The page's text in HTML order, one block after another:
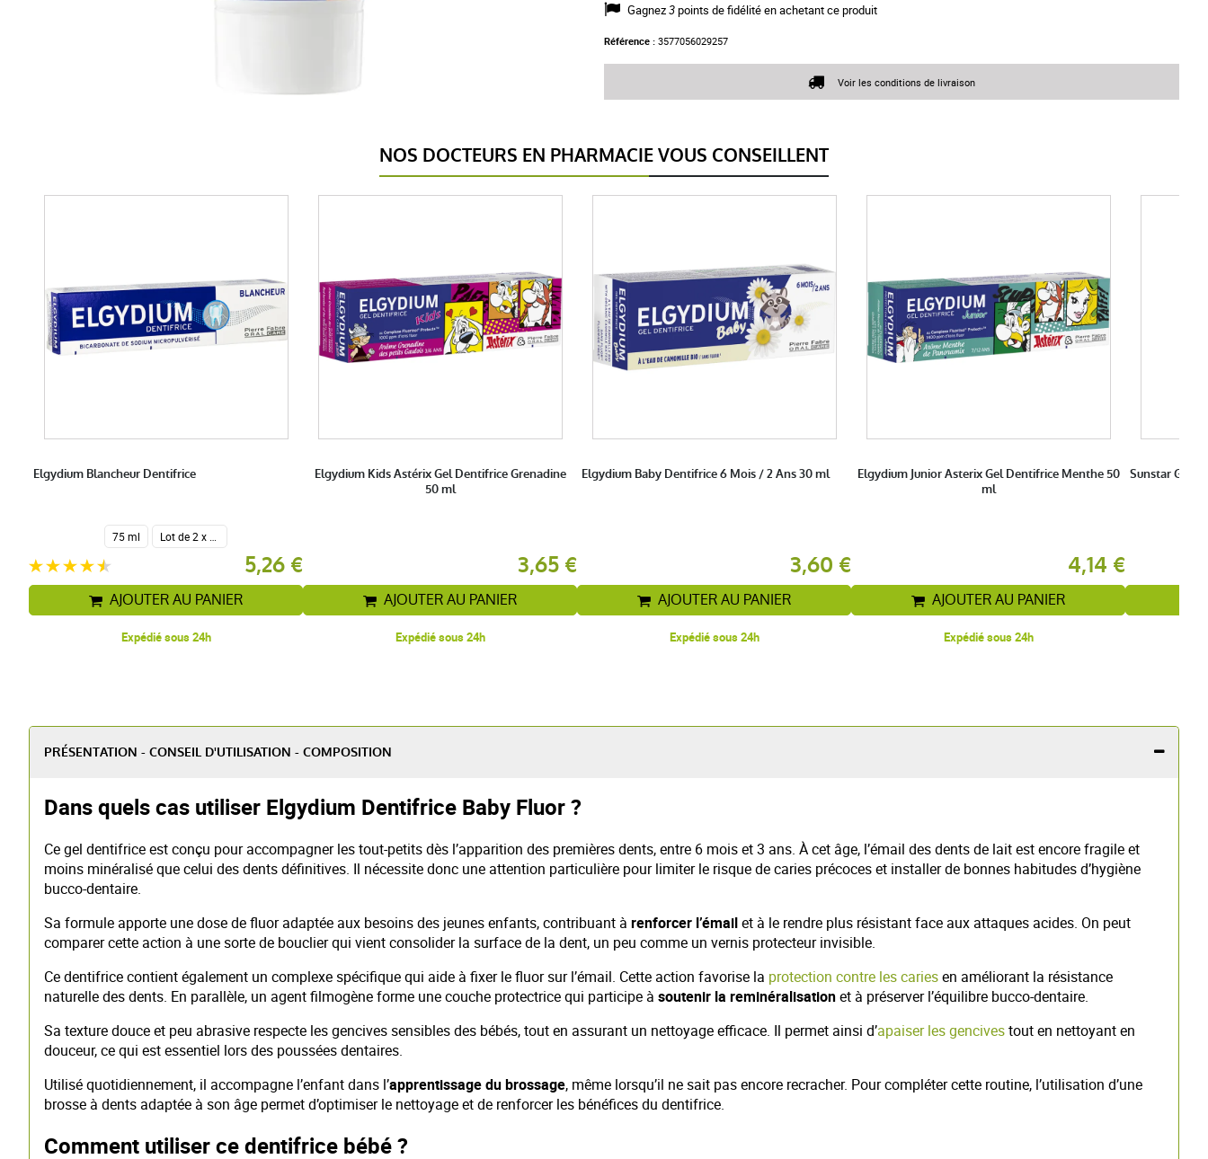
Référence : 3577056029257
Gagnez3points de fidélité en achetant ce produit
Voir les conditions de livraison
NOS DOCTEURS EN PHARMACIE VOUS CONSEILLENT
Elgydium Blancheur Dentifrice
75 ml
5,26 €
AJOUTER AU PANIER
Expédié sous 24h
Elgydium Kids Astérix Gel Dentifrice Grenadine
50 ml
3,65 €
AJOUTER AU PANIER
Expédié sous 24h
Elgydium Baby Dentifrice 6 Mois / 2 Ans 30 ml
3,60 €
AJOUTER AU PANIER
Expédié sous 24h
Elgydium Junior Asterix Gel Dentifrice Menthe 50
ml
4,14 €
AJOUTER AU PANIER
Expédié sous 24h
Sunstar Gum
PRÉSENTATION - CONSEIL D'UTILISATION - COMPOSITION
Dans quels cas utiliser Elgydium Dentifrice Baby Fluor ?
Ce gel dentifrice est conçu pour accompagner les tout-petits dès l’apparition des premières dents, entre 6 mois et 3 ans. À cet âge, l’émail des dents de lait est encore fragile et
moins minéralisé que celui des dents définitives. Il nécessite donc une attention particulière pour limiter le risque de caries précoces et installer de bonnes habitudes d’hygiène
bucco-dentaire.
Sa formule apporte une dose de fluor adaptée aux besoins des jeunes enfants, contribuant à renforcer l’émailet à le rendre plus résistant face aux attaques acides. On peut
comparer cette action à une sorte de bouclier qui vient consolider la surface de la dent, un peu comme un vernis protecteur invisible.
Ce dentifrice contient également un complexe spécifique qui aide à fixer le fluor sur l’émail. Cette action favorise la protection contre les cariesen améliorant la résistance
naturelle des dents. En parallèle, un agent filmogène forme une couche protectrice qui participe à soutenir la reminéralisationet à préserver l’équilibre bucco-dentaire.
Sa texture douce et peu abrasive respecte les gencives sensibles des bébés, tout en assurant un nettoyage efficace. Il permet ainsi d’apaiser les gencivestout en nettoyant en
douceur, ce qui est essentiel lors des poussées dentaires.
Utilisé quotidiennement, il accompagne l’enfant dans l’apprentissage du brossage, même lorsqu’il ne sait pas encore recracher. Pour compléter cette routine, l’utilisation d’une
brosse à dents adaptée à son âge permet d’optimiser le nettoyage et de renforcer les bénéfices du dentifrice.
Comment utiliser ce dentifrice bébé ?